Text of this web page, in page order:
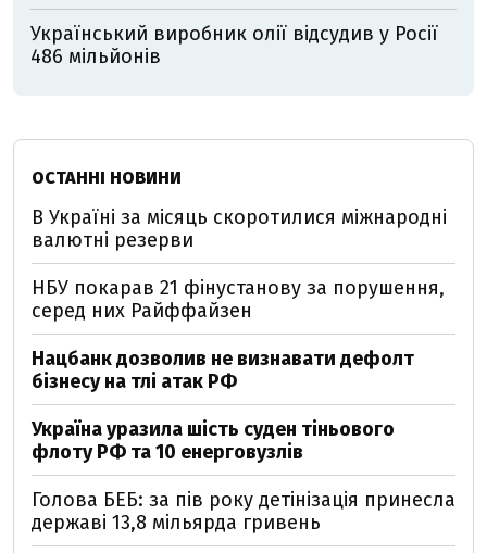
Український виробник олії відсудив у Росії
486 мільйонів
ОСТАННІ НОВИНИ
В Україні за місяць скоротилися міжнародні
валютні резерви
НБУ покарав 21 фінустанову за порушення,
серед них Райффайзен
Нацбанк дозволив не визнавати дефолт
бізнесу на тлі атак РФ
Україна уразила шість суден тіньового
флоту РФ та 10 енерговузлів
Голова БЕБ: за пів року детінізація принесла
державі 13,8 мільярда гривень